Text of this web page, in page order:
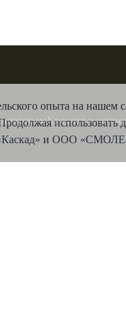
Красота и
опыта на нашем
использовать
иООО